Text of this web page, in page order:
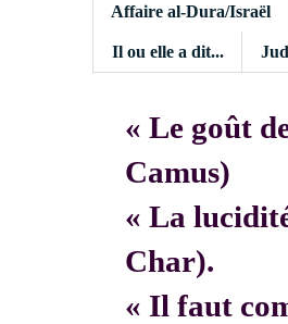
Affaire al-Dura/Israël
Il ou elle a dit...
« Le goût
Camus)
« La
Char).
« Il faut